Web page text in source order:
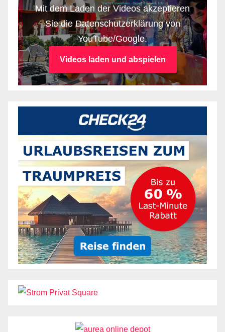
Mit dem Laden der Videos akzeptieren
Sie die Datenschutzerklärung von
YouTube/Google.
Videos laden und abspielen